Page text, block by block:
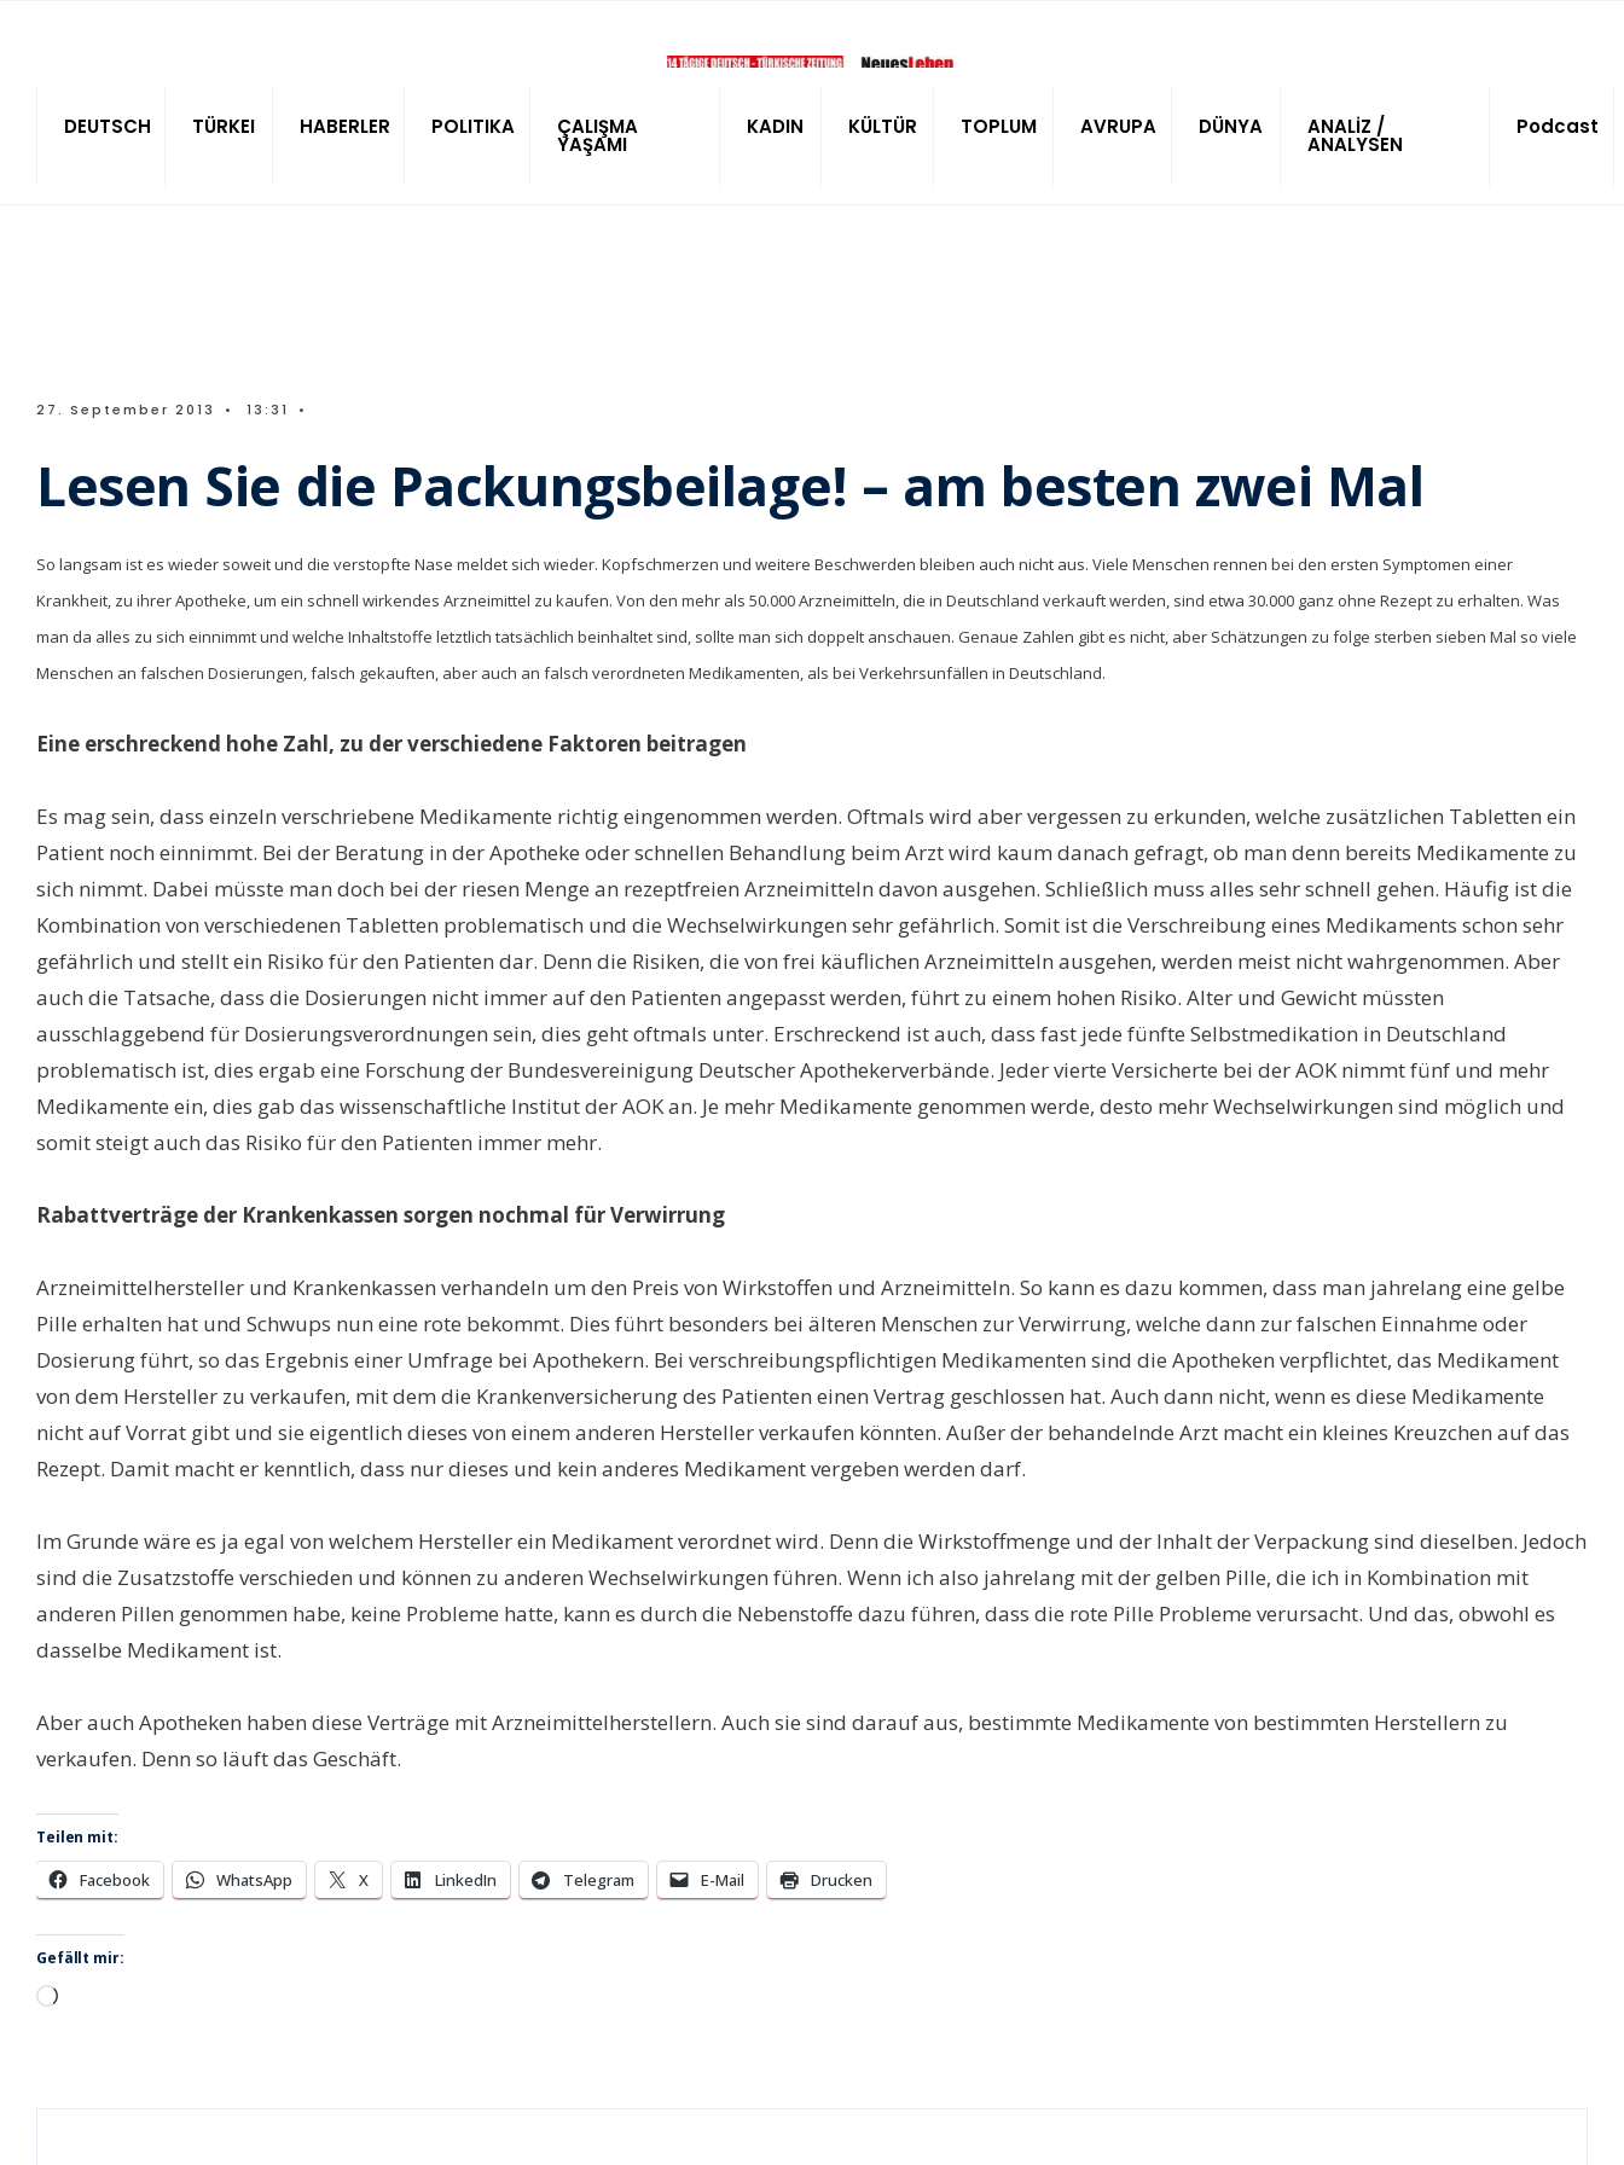
DEUTSCH TÜRKEI HABERLER POLITIKA ÇALIŞMA
YAŞAMI
KADIN KÜLTÜR TOPLUM AVRUPA DÜNYA ANALİZ /
ANALYSEN
Podcast
27. September 2013 • 13:31 •
Lesen Sie die Packungsbeilage! – am besten zwei Mal
So langsam ist es wieder soweit und die verstopfte Nase meldet sich wieder. Kopfschmerzen und weitere Beschwerden bleiben auch nicht aus. Viele Menschen rennen bei den ersten Symptomen einer
Krankheit, zu ihrer Apotheke, um ein schnell wirkendes Arzneimittel zu kaufen. Von den mehr als 50.000 Arzneimitteln, die in Deutschland verkauft werden, sind etwa 30.000 ganz ohne Rezept zu erhalten. Was
man da alles zu sich einnimmt und welche Inhaltstoffe letztlich tatsächlich beinhaltet sind, sollte man sich doppelt anschauen. Genaue Zahlen gibt es nicht, aber Schätzungen zu folge sterben sieben Mal so viele
Menschen an falschen Dosierungen, falsch gekauften, aber auch an falsch verordneten Medikamenten, als bei Verkehrsunfällen in Deutschland.
Eine erschreckend hohe Zahl, zu der verschiedene Faktoren beitragen
Es mag sein, dass einzeln verschriebene Medikamente richtig eingenommen werden. Oftmals wird aber vergessen zu erkunden, welche zusätzlichen Tabletten ein
Patient noch einnimmt. Bei der Beratung in der Apotheke oder schnellen Behandlung beim Arzt wird kaum danach gefragt, ob man denn bereits Medikamente zu
sich nimmt. Dabei müsste man doch bei der riesen Menge an rezeptfreien Arzneimitteln davon ausgehen. Schließlich muss alles sehr schnell gehen. Häufig ist die
Kombination von verschiedenen Tabletten problematisch und die Wechselwirkungen sehr gefährlich. Somit ist die Verschreibung eines Medikaments schon sehr
gefährlich und stellt ein Risiko für den Patienten dar. Denn die Risiken, die von frei käuflichen Arzneimitteln ausgehen, werden meist nicht wahrgenommen. Aber
auch die Tatsache, dass die Dosierungen nicht immer auf den Patienten angepasst werden, führt zu einem hohen Risiko. Alter und Gewicht müssten
ausschlaggebend für Dosierungsverordnungen sein, dies geht oftmals unter. Erschreckend ist auch, dass fast jede fünfte Selbstmedikation in Deutschland
problematisch ist, dies ergab eine Forschung der Bundesvereinigung Deutscher Apothekerverbände. Jeder vierte Versicherte bei der AOK nimmt fünf und mehr
Medikamente ein, dies gab das wissenschaftliche Institut der AOK an. Je mehr Medikamente genommen werde, desto mehr Wechselwirkungen sind möglich und
somit steigt auch das Risiko für den Patienten immer mehr.
Rabattverträge der Krankenkassen sorgen nochmal für Verwirrung
Arzneimittelhersteller und Krankenkassen verhandeln um den Preis von Wirkstoffen und Arzneimitteln. So kann es dazu kommen, dass man jahrelang eine gelbe
Pille erhalten hat und Schwups nun eine rote bekommt. Dies führt besonders bei älteren Menschen zur Verwirrung, welche dann zur falschen Einnahme oder
Dosierung führt, so das Ergebnis einer Umfrage bei Apothekern. Bei verschreibungspflichtigen Medikamenten sind die Apotheken verpflichtet, das Medikament
von dem Hersteller zu verkaufen, mit dem die Krankenversicherung des Patienten einen Vertrag geschlossen hat. Auch dann nicht, wenn es diese Medikamente
nicht auf Vorrat gibt und sie eigentlich dieses von einem anderen Hersteller verkaufen könnten. Außer der behandelnde Arzt macht ein kleines Kreuzchen auf das
Rezept. Damit macht er kenntlich, dass nur dieses und kein anderes Medikament vergeben werden darf.
Im Grunde wäre es ja egal von welchem Hersteller ein Medikament verordnet wird. Denn die Wirkstoffmenge und der Inhalt der Verpackung sind dieselben. Jedoch
sind die Zusatzstoffe verschieden und können zu anderen Wechselwirkungen führen. Wenn ich also jahrelang mit der gelben Pille, die ich in Kombination mit
anderen Pillen genommen habe, keine Probleme hatte, kann es durch die Nebenstoffe dazu führen, dass die rote Pille Probleme verursacht. Und das, obwohl es
dasselbe Medikament ist.
Aber auch Apotheken haben diese Verträge mit Arzneimittelherstellern. Auch sie sind darauf aus, bestimmte Medikamente von bestimmten Herstellern zu
verkaufen. Denn so läuft das Geschäft.
Teilen mit:
Facebook WhatsApp X LinkedIn Telegram E-Mail Drucken
Gefällt mir:
Wird